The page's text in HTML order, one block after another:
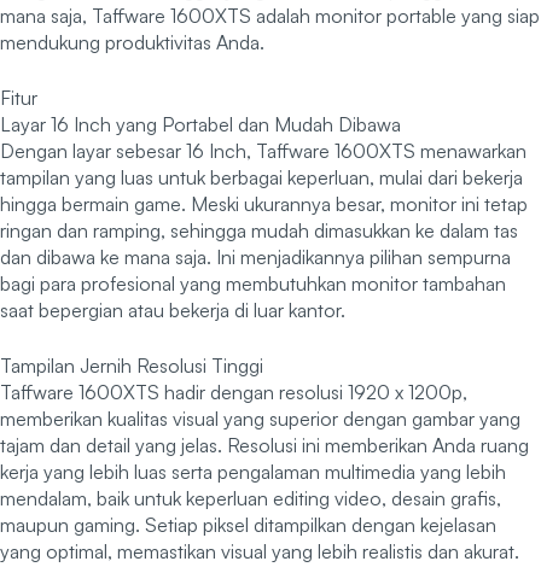
mana saja, Taffware 1600XTS adalah monitor portable yang siap
mendukung produktivitas Anda.
Fitur
Layar 16 Inch yang Portabel dan Mudah Dibawa
Dengan layar sebesar 16 Inch, Taffware 1600XTS menawarkan
tampilan yang luas untuk berbagai keperluan, mulai dari bekerja
hingga bermain game. Meski ukurannya besar, monitor ini tetap
ringan dan ramping, sehingga mudah dimasukkan ke dalam tas
dan dibawa ke mana saja. Ini menjadikannya pilihan sempurna
bagi para profesional yang membutuhkan monitor tambahan
saat bepergian atau bekerja di luar kantor.
Tampilan Jernih Resolusi Tinggi
Taffware 1600XTS hadir dengan resolusi 1920 x 1200p,
memberikan kualitas visual yang superior dengan gambar yang
tajam dan detail yang jelas. Resolusi ini memberikan Anda ruang
kerja yang lebih luas serta pengalaman multimedia yang lebih
mendalam, baik untuk keperluan editing video, desain grafis,
maupun gaming. Setiap piksel ditampilkan dengan kejelasan
yang optimal, memastikan visual yang lebih realistis dan akurat.